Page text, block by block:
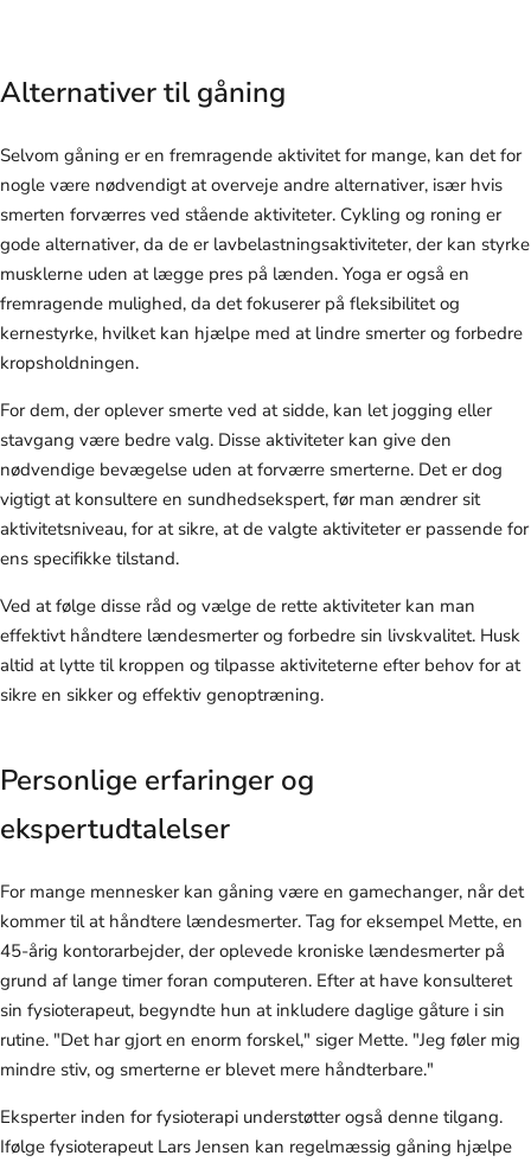
Alternativer til gåning
Selvom gåning er en fremragende aktivitet for mange, kan det for
nogle være nødvendigt at overveje andre alternativer, især hvis
smerten forværres ved stående aktiviteter. Cykling og roning er
gode alternativer, da de er lavbelastningsaktiviteter, der kan styrke
musklerne uden at lægge pres på lænden. Yoga er også en
fremragende mulighed, da det fokuserer på fleksibilitet og
kernestyrke, hvilket kan hjælpe med at lindre smerter og forbedre
kropsholdningen.
For dem, der oplever smerte ved at sidde, kan let jogging eller
stavgang være bedre valg. Disse aktiviteter kan give den
nødvendige bevægelse uden at forværre smerterne. Det er dog
vigtigt at konsultere en sundhedsekspert, før man ændrer sit
aktivitetsniveau, for at sikre, at de valgte aktiviteter er passende for
ens specifikke tilstand.
Ved at følge disse råd og vælge de rette aktiviteter kan man
effektivt håndtere lændesmerter og forbedre sin livskvalitet. Husk
altid at lytte til kroppen og tilpasse aktiviteterne efter behov for at
sikre en sikker og effektiv genoptræning.
Personlige erfaringer og
ekspertudtalelser
For mange mennesker kan gåning være en gamechanger, når det
kommer til at håndtere lændesmerter. Tag for eksempel Mette, en
45-årig kontorarbejder, der oplevede kroniske lændesmerter på
grund af lange timer foran computeren. Efter at have konsulteret
sin fysioterapeut, begyndte hun at inkludere daglige gåture i sin
rutine. "Det har gjort en enorm forskel," siger Mette. "Jeg føler mig
mindre stiv, og smerterne er blevet mere håndterbare."
Eksperter inden for fysioterapi understøtter også denne tilgang.
Ifølge fysioterapeut Lars Jensen kan regelmæssig gåning hjælpe